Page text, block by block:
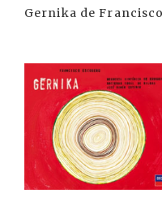
Gernika de